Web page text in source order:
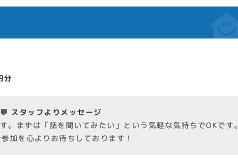
分
💬 スタッフよりメッセージ
。まずは「話を聞いてみたい」という気軽な気持ちでOKです。
加を心よりお待ちしております！